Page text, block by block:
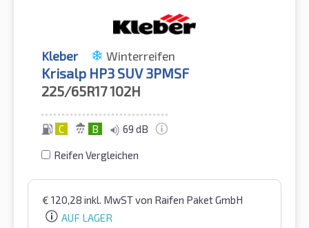
Kleber Winterreifen
Krisalp HP3 SUV 3PMSF
225/65R17102H
C B 69 dB
Reifen Vergleichen
€ 120,28 inkl. MwSTvon Raifen Paket GmbH
AUF LAGER